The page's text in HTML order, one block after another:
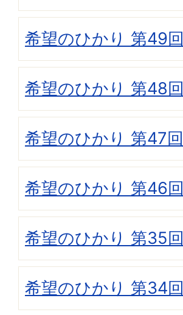
希望のひかり 第49回
希望のひかり 第48回
希望のひかり 第47回
希望のひかり 第46回
希望のひかり 第35回
希望のひかり 第34回